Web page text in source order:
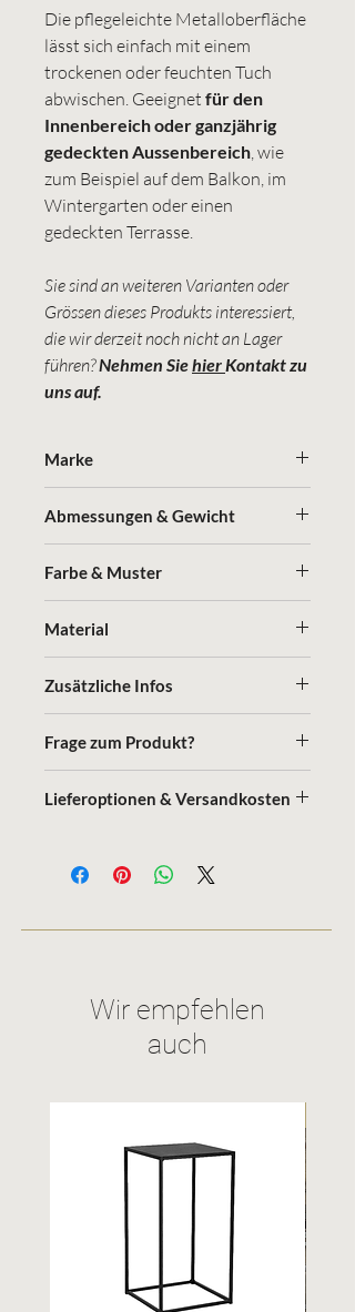
Die pflegeleichte Metalloberfläche
lässt sich einfach mit einem
trockenen oder feuchten Tuch
abwischen. Geeignet für den
Innenbereich oder ganzjährig
gedeckten Aussenbereich, wie
zum Beispiel auf dem Balkon, im
Wintergarten oder einen
gedeckten Terrasse.
Sie sind an weiteren Varianten oder
Grössen dieses Produkts interessiert,
die wir derzeit noch nicht an Lager
führen?Nehmen SiehierKontakt zu
uns auf.
Marke
Erfahren Sie hier mehr über die
Marke, die Herstellung und die optimale
Pflege der Gefässe
Abmessungen & Gewicht
40 x 40 x 50 cm
40 x 40 x 75 cm
40 x 40 x 100 cm
Farbe & Muster
Material
Zusätzliche Infos
Frage zum Produkt?
Lieferoptionen & Versandkosten
Selbst-Abholung
Versandkosten
Wir empfehlen
auch